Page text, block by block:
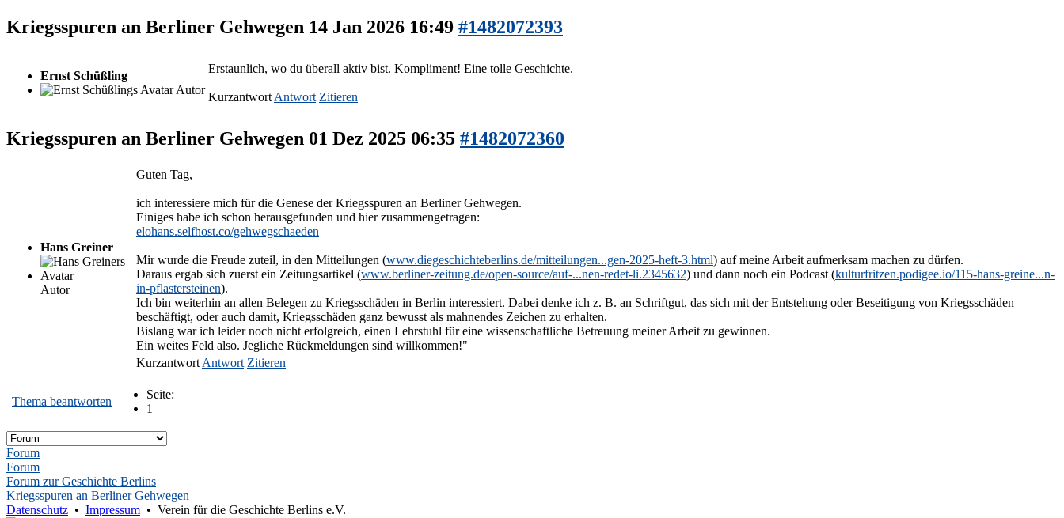
Kriegsspuren an Berliner Gehwegen 14 Jan 2026 16:49 #1482072393
Ernst Schüßling
Autor
Erstaunlich, wo du überall aktiv bist. Kompliment! Eine tolle Geschichte.
Kurzantwort Antwort Zitieren
Kriegsspuren an Berliner Gehwegen 01 Dez 2025 06:35 #1482072360
Hans Greiner
Autor
Guten Tag,
ich interessiere mich für die Genese der Kriegsspuren an Berliner Gehwegen.
Einiges habe ich schon herausgefunden und hier zusammengetragen:
elohans.selfhost.co/gehwegschaeden
Mir wurde die Freude zuteil, in den Mitteilungen (www.diegeschichteberlins.de/mitteilungen...gen-2025-heft-3.html) auf meine Arbeit aufmerksam machen zu dürfen.
Daraus ergab sich zuerst ein Zeitungsartikel (www.berliner-zeitung.de/open-source/auf-...nen-redet-li.2345632) und dann noch ein Podcast (kulturfritzen.podigee.io/115-hans-greine...n-
in-pflastersteinen).
Ich bin weiterhin an allen Belegen zu Kriegsschäden in Berlin interessiert. Dabei denke ich z. B. an Schriftgut, das sich mit der Entstehung oder Beseitigung von Kriegsschäden
beschäftigt, oder auch damit, Kriegsschäden ganz bewusst als mahnendes Zeichen zu erhalten.
Bislang war ich leider noch nicht erfolgreich, einen Lehrstuhl für eine wissenschaftliche Betreuung meiner Arbeit zu gewinnen.
Ein weites Feld also. Jegliche Rückmeldungen sind willkommen!"
Kurzantwort Antwort Zitieren
Thema beantworten
Seite:
1
Forum
Forum
Forum zur Geschichte Berlins
Kriegsspuren an Berliner Gehwegen
Datenschutz • Impressum • Verein für die Geschichte Berlins e.V.